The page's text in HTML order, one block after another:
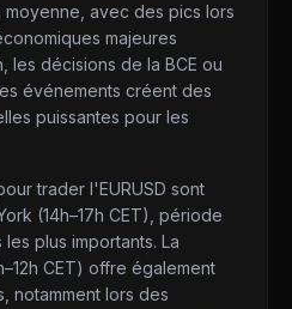
avec des pics lors
majeures
les décisions de la BCE ou
événements créent des
puissantes pour les
trader l'EURUSD sont
(14h–17h CET), période
plus importants. La
CET) offre également
notamment lors des